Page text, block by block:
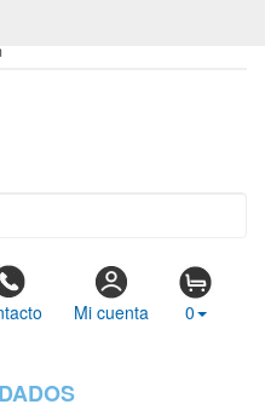
Mi cuenta 0